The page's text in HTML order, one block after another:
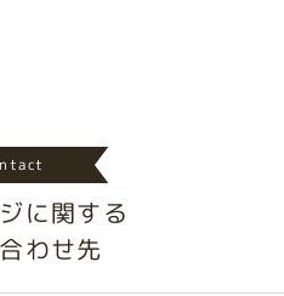
に関する
わせ先